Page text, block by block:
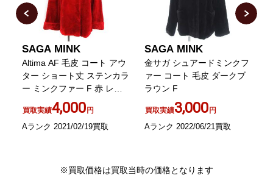
SAGA MINK
Altima AF 毛皮 コート アウ
ター ショート丈 ステンカラ
ー ミンクファー F 赤 レッ
買取実績4,000円
Aランク 2021/02/19買取
SAGA MINK
金サガ シュアードミンクフ
ァー コート 毛皮 ダークブ
ラウン F
買取実績3,000円
Aランク 2022/06/21買取
※買取価格は買取当時の価格となります